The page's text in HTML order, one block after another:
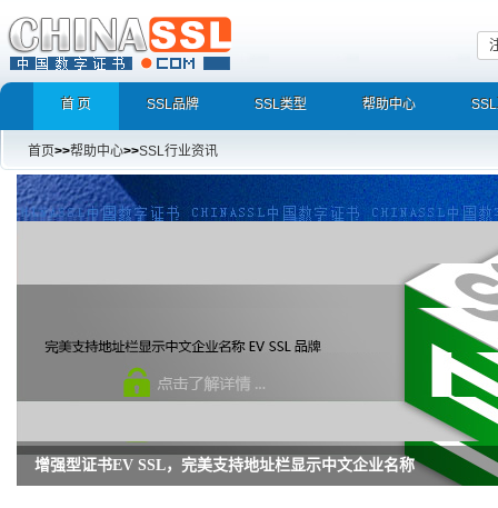
首 页 SSL品牌 SSL类型 帮助中心
首页>>帮助中心>>SSL行业资讯
增强型证书EV SSL，完美支持地址栏显示中文企业名称